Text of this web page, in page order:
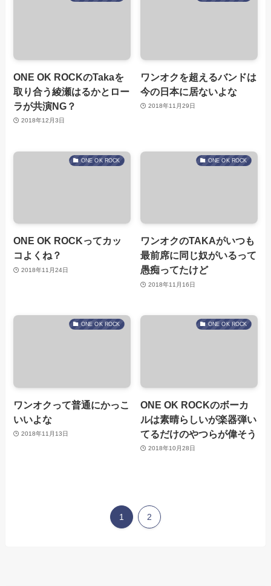
ONE OK ROCKのTakaを
取り合う綾瀬はるかとロー
ラが共演NG？
2018年12月3日
ワンオクを超えるバンドは
今の日本に居ないよな
2018年11月29日
ONE OK ROCK
ONE OK ROCKってカッ
コよくね？
2018年11月24日
ONE OK ROCK
ワンオクのTAKAがいつも
最前席に同じ奴がいるって
愚痴ってたけど
2018年11月16日
ONE OK ROCK
ワンオクって普通にかっこ
いいよな
2018年11月13日
ONE OK ROCK
ONE OK ROCKのボーカ
ルは素晴らしいが楽器弾い
てるだけのやつらが偉そう
2018年10月28日
1 2